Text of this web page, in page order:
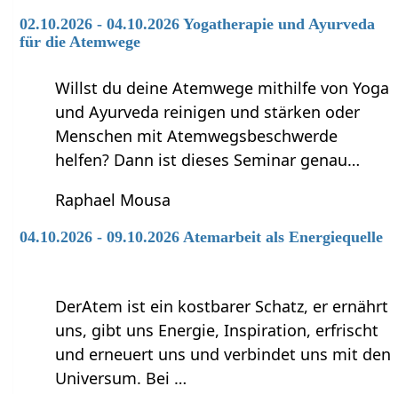
02.10.2026 - 04.10.2026 Yogatherapie und Ayurveda
für die Atemwege
Willst du deine Atemwege mithilfe von Yoga
und Ayurveda reinigen und stärken oder
Menschen mit Atemwegsbeschwerde
helfen? Dann ist dieses Seminar genau…
Raphael Mousa
04.10.2026 - 09.10.2026 Atemarbeit als Energiequelle
DerAtem ist ein kostbarer Schatz, er ernährt
uns, gibt uns Energie, Inspiration, erfrischt
und erneuert uns und verbindet uns mit den
Universum. Bei …